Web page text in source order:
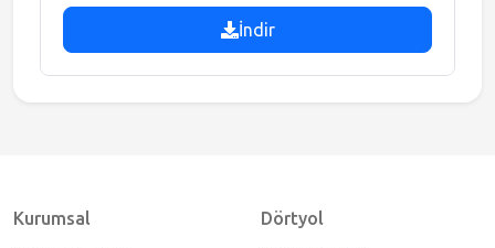
İndir
Kurumsal Dörtyol